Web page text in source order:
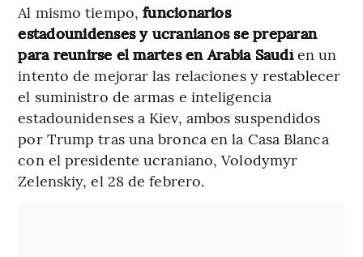
Al mismo tiempo,funcionarios
estadounidenses y ucranianos se preparan
para reunirse el martes en Arabia Saudíen un
intento de mejorar las relaciones y restablecer
el suministro de armas e inteligencia
estadounidenses a Kiev, ambos suspendidos
por Trump tras una bronca en la Casa Blanca
con el presidente ucraniano, Volodymyr
Zelenskiy, el 28 de febrero.